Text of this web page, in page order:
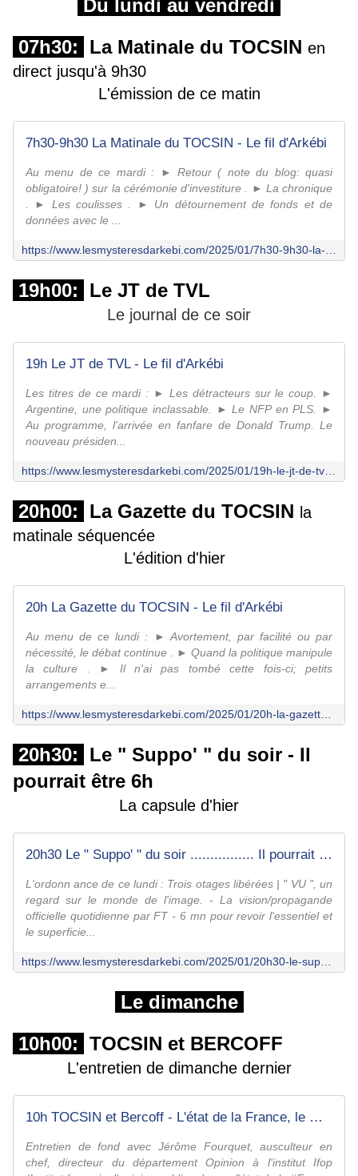
Du lundi au vendredi
07h30:
La Matinale du TOCSIN en
direct jusqu'à 9h30
L'émission de ce matin
7h30-9h30 La Matinale du TOCSIN - Le fil d'Arkébi
Au menu de ce mardi : ► Retour ( note du blog: quasi
obligatoire! ) sur la cérémonie d'investiture . ► La chronique
. ► Les coulisses . ► Un détournement de fonds et de
données avec le ...
19h00: Le JT de TVL
Le journal de ce soir
19h Le JT de TVL - Le fil d'Arkébi
Les titres de ce mardi : ► Les détracteurs sur le coup. ►
Argentine, une politique inclassable. ► Le NFP en PLS. ►
Au programme, l'arrivée en fanfare de Donald Trump. Le
nouveau présiden...
20h00: La Gazette du TOCSIN la
matinale séquencée
L'édition d'hier
20h La Gazette du TOCSIN - Le fil d'Arkébi
Au menu de ce lundi : ► Avortement, par facilité ou par
nécessité, le débat continue . ► Quand la politique manipule
la culture . ► Il n'ai pas tombé cette fois-ci; petits
arrangements e...
20h30:
Le " Suppo' " du soir - Il
pourrait être 6h
La capsule d'hier
20h30 Le " Suppo' " du soir ................ Il pourrait être " 6h " ! - Le fil d'Arkébi
L'ordonn ance de ce lundi : Trois otages libérées | " VU ", un
regard sur le monde de l'image. - La vision/propagande
officielle quotidienne par FT - 6 mn pour revoir l'essentiel et
le superficie...
Le dimanche
10h00: TOCSIN et BERCOFF
L'entretien de dimanche dernier
10h TOCSIN et Bercoff - L'état de la France, le miroir - Le fil d'Arkébi
Entretien de fond avec Jérôme Fourquet, ausculteur en
chef, directeur du département Opinion à l'institut Ifop